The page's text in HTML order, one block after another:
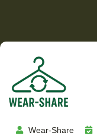
Wear-Share